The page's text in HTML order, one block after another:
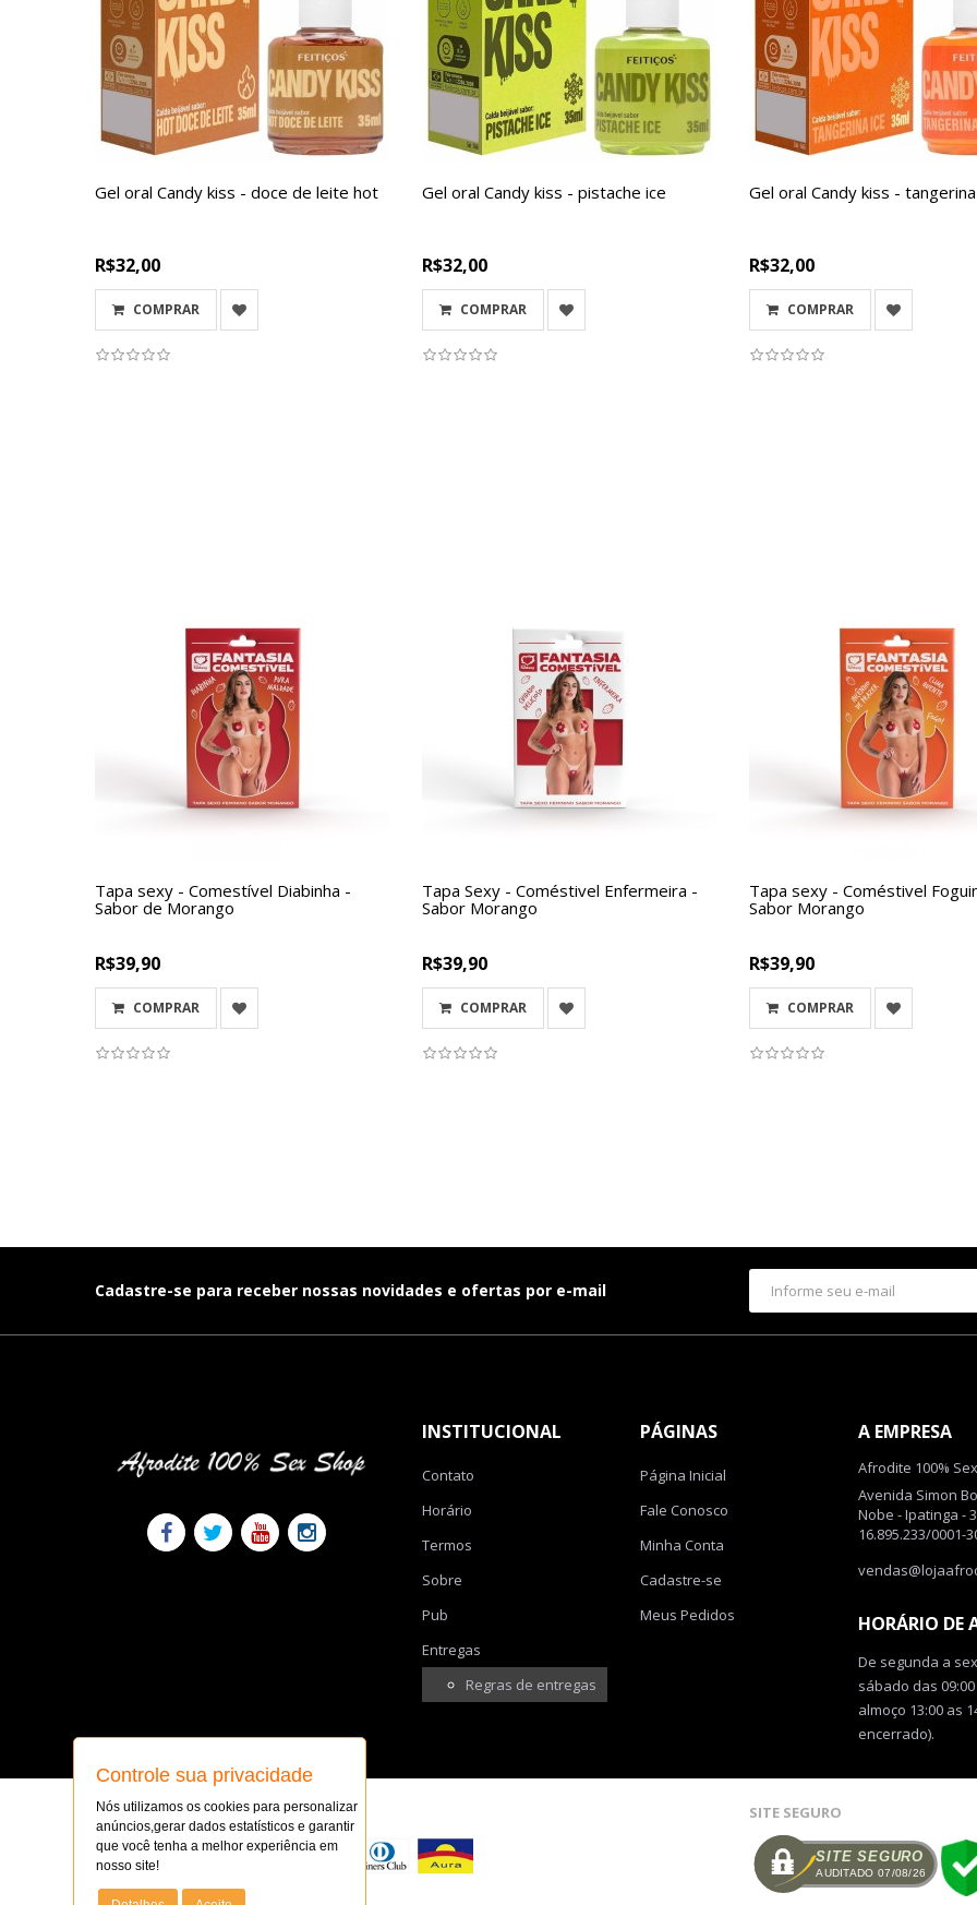
Gel oral Candy kiss - doce de leite hot
R$32,00
COMPRAR
Gel oral Candy kiss - pistache ice
R$32,00
COMPRAR
Gel oral Candy kiss -
R$32,00
COMPRAR
Tapa sexy - Comestível Diabinha -
Sabor de Morango
R$39,90
COMPRAR
Tapa Sexy - Coméstivel Enfermeira -
Sabor Morango
R$39,90
COMPRAR
Tapa sexy - Coméstivel
Sabor Morango
R$39,90
COMPRAR
Cadastre-se para receber nossas novidades e ofertas por e-mail
INSTITUCIONAL
Contato
Horário
Termos
Sobre
Pub
Entregas
Regras de entregas
PÁGINAS
Página Inicial
Fale Conosco
Minha Conta
Cadastre-se
Meus Pedidos
A EMPRESA
Afrodite 100%
Avenida Simon
Nobe - Ipatinga -
16.895.233/0001-
HORÁRIO DE
De segunda a
sábado das
almoço 13:00 as
encerrado).
FORMAS DE PAGAMENTO SITE SEGURO
SITE SEGURO
AUDITADO 07/08/26
Controle sua privacidade
Nós utilizamos os cookies para personalizar
anúncios,gerar dados estatísticos e garantir
que você tenha a melhor experiência em
nosso site!